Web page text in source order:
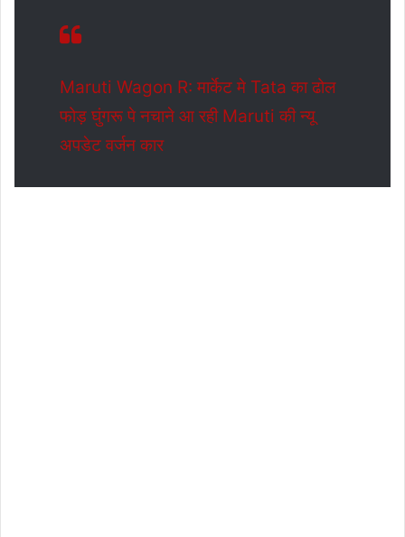
Maruti Wagon R: मार्केट मे Tata का ढोल
फोड़ घुंगरू पे नचाने आ रही Maruti की न्यू
अपडेट वर्जन कार